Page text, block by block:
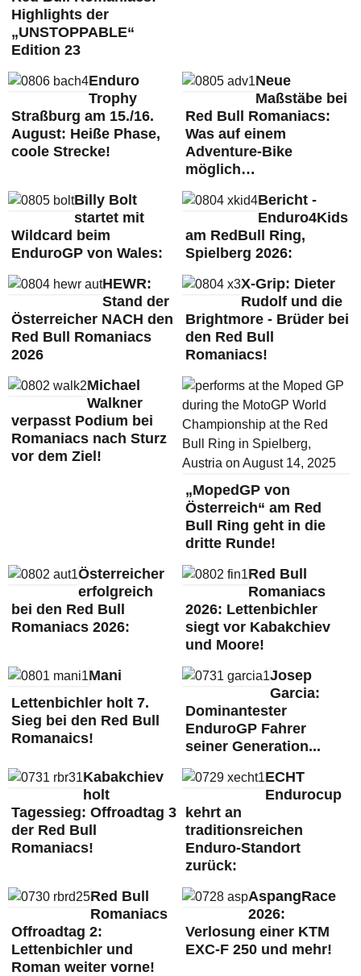
Highlights der
„UNSTOPPABLE“
Edition 23
Enduro
Trophy
Straßburg am 15./16.
August: Heiße Phase,
coole Strecke!
Neue
Maßstäbe bei
Red Bull Romaniacs:
Was auf einem
Adventure-Bike
möglich…
Billy Bolt
startet mit
Wildcard beim
EnduroGP von Wales:
Bericht -
Enduro4Kids
am RedBull Ring,
Spielberg 2026:
HEWR:
Stand der
Österreicher NACH den
Red Bull Romaniacs
2026
X-Grip: Dieter
Rudolf und die
Brightmore - Brüder bei
den Red Bull
Romaniacs!
Michael
Walkner
verpasst Podium bei
Romaniacs nach Sturz
vor dem Ziel!
„MopedGP von
Österreich“ am Red
Bull Ring geht in die
dritte Runde!
Österreicher
erfolgreich
bei den Red Bull
Romaniacs 2026:
Red Bull
Romaniacs
2026: Lettenbichler
siegt vor Kabakchiev
und Moore!
Mani
Lettenbichler holt 7.
Sieg bei den Red Bull
Romanaics!
Josep
Garcia:
Dominantester
EnduroGP Fahrer
seiner Generation...
Kabakchiev
holt
Tagessieg: Offroadtag 3
der Red Bull
Romaniacs!
ECHT
Endurocup
kehrt an
traditionsreichen
Enduro-Standort
zurück:
Red Bull
Romaniacs
Offroadtag 2:
Lettenbichler und
Roman weiter vorne!
AspangRace
2026:
Verlosung einer KTM
EXC-F 250 und mehr!